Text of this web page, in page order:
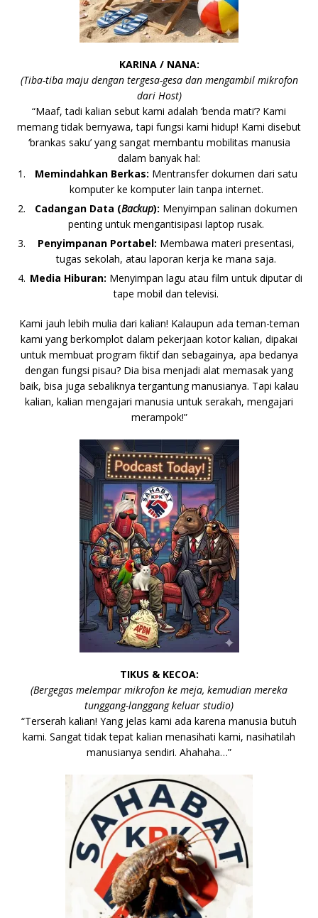
KARINA / NANA:
(Tiba-tiba maju dengan tergesa-gesa dan mengambil mikrofon
dari Host)
“Maaf, tadi kalian sebut kami adalah ‘benda mati’? Kami
memang tidak bernyawa, tapi fungsi kami hidup! Kami disebut
‘brankas saku’ yang sangat membantu mobilitas manusia
dalam banyak hal:
Memindahkan Berkas: Mentransfer dokumen dari satu
komputer ke komputer lain tanpa internet.
Cadangan Data (Backup): Menyimpan salinan dokumen
penting untuk mengantisipasi laptop rusak.
Penyimpanan Portabel: Membawa materi presentasi,
tugas sekolah, atau laporan kerja ke mana saja.
Media Hiburan: Menyimpan lagu atau film untuk diputar di
tape mobil dan televisi.
Kami jauh lebih mulia dari kalian! Kalaupun ada teman-teman
kami yang berkomplot dalam pekerjaan kotor kalian, dipakai
untuk membuat program fiktif dan sebagainya, apa bedanya
dengan fungsi pisau? Dia bisa menjadi alat memasak yang
baik, bisa juga sebaliknya tergantung manusianya. Tapi kalau
kalian, kalian mengajari manusia untuk serakah, mengajari
merampok!”
TIKUS & KECOA:
(Bergegas melempar mikrofon ke meja, kemudian mereka
tunggang-langgang keluar studio)
“Terserah kalian! Yang jelas kami ada karena manusia butuh
kami. Sangat tidak tepat kalian menasihati kami, nasihatilah
manusianya sendiri. Ahahaha…”